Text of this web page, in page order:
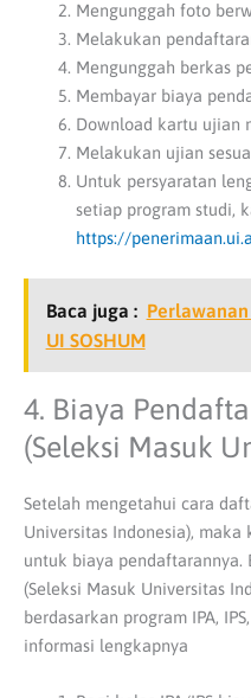
Mengunggah foto
Melakukan
Mengunggah berkas
Membayar biaya
Download kartu ujian
Melakukan ujian
Untuk persyaratan
setiap program studi,
https://
Baca juga : Perlawanan
UI SOSHUM
4. Biaya
(Seleksi Masuk
Setelah mengetahui cara
Universitas Indonesia),
untuk biaya pendaftarannya.
(Seleksi Masuk Universitas
berdasarkan program IPA,
informasi lengkapnya